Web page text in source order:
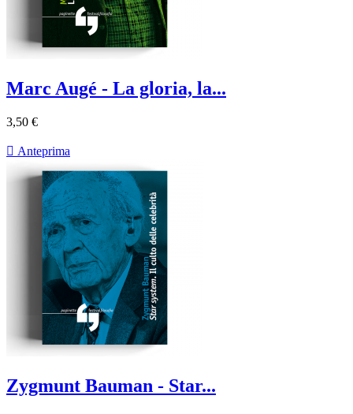
Marc Augé - La gloria, la...
3,50 €
 Anteprima
Zygmunt Bauman - Star...